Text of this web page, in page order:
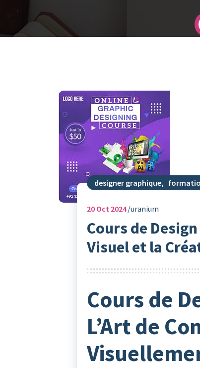
designer graphique,
20Oct 2024 uranium
Cours de
Visuel et la
Cours de
L’Art de